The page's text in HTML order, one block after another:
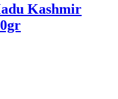
Kashmir